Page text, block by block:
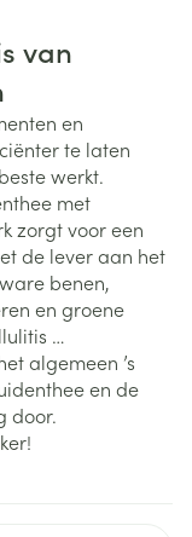
van
en
te laten
werkt.
met
zorgt voor een
de lever aan het
benen,
en groene
…
algemeen ’s
en de
door.